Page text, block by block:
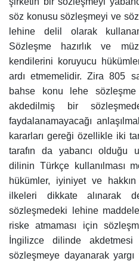
söz konusu sözleşmeyi ve
lehine delil olarak
Sözleşme hazırlık ve
kendilerini koruyucu
ardı etmemelidir. Zira 805
bahse konu lehe
akdedilmiş bir
faydalanamayacağı
kararları gereği özellikle iki
tarafın da yabancı olduğu
dilinin Türkçe kullanılması
hükümler, iyiniyet ve hakkın
ilkeleri dikkate alınarak
sözleşmedeki lehine
riske atmaması için
İngilizce dilinde
sözleşmeye dayanarak